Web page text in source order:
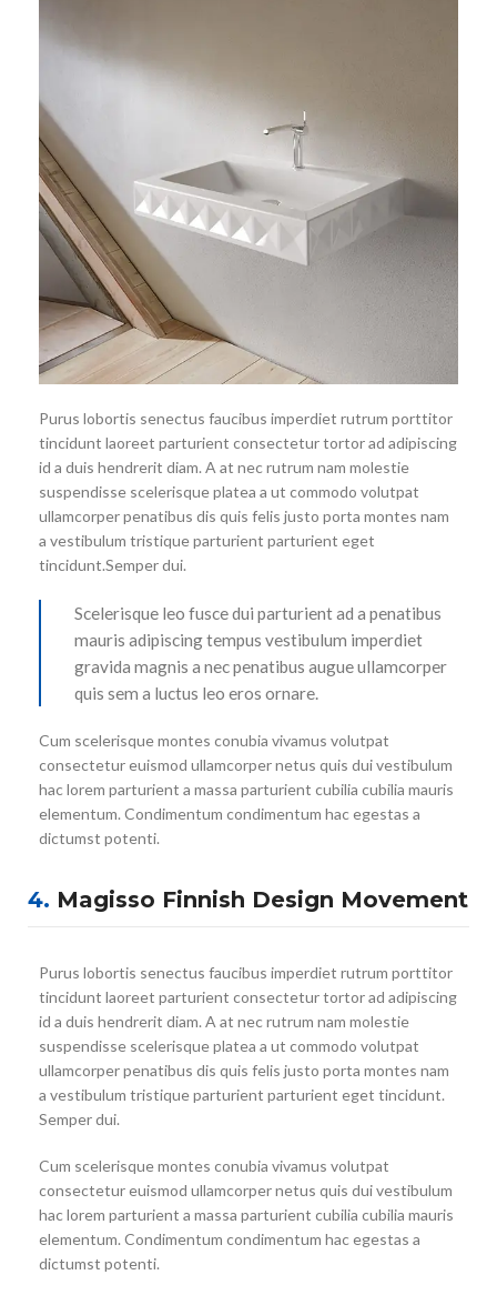
Purus lobortis senectus faucibus imperdiet rutrum porttitor
tincidunt laoreet parturient consectetur tortor ad adipiscing
id a duis hendrerit diam. A at nec rutrum nam molestie
suspendisse scelerisque platea a ut commodo volutpat
ullamcorper penatibus dis quis felis justo porta montes nam
a vestibulum tristique parturient parturient eget
tincidunt.Semper dui.
Scelerisque leo fusce dui parturient ad a penatibus
mauris adipiscing tempus vestibulum imperdiet
gravida magnis a nec penatibus augue ullamcorper
quis sem a luctus leo eros ornare.
Cum scelerisque montes conubia vivamus volutpat
consectetur euismod ullamcorper netus quis dui vestibulum
hac lorem parturient a massa parturient cubilia cubilia mauris
elementum. Condimentum condimentum hac egestas a
dictumst potenti.
4. Magisso Finnish Design Movement
Purus lobortis senectus faucibus imperdiet rutrum porttitor
tincidunt laoreet parturient consectetur tortor ad adipiscing
id a duis hendrerit diam. A at nec rutrum nam molestie
suspendisse scelerisque platea a ut commodo volutpat
ullamcorper penatibus dis quis felis justo porta montes nam
a vestibulum tristique parturient parturient eget tincidunt.
Semper dui.
Cum scelerisque montes conubia vivamus volutpat
consectetur euismod ullamcorper netus quis dui vestibulum
hac lorem parturient a massa parturient cubilia cubilia mauris
elementum. Condimentum condimentum hac egestas a
dictumst potenti.